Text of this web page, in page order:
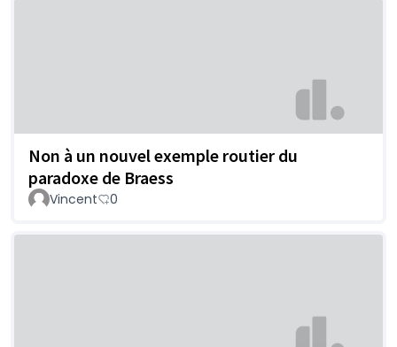
Non à un nouvel exemple routier du
paradoxe de Braess
Vincent 0